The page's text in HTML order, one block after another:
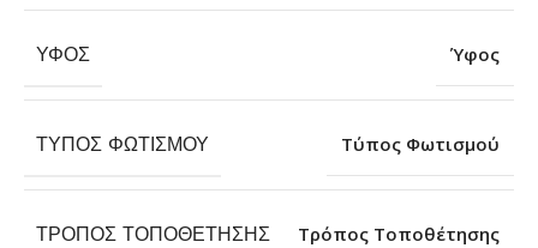
ΎΦΟΣ Ύφος
ΤΎΠΟΣ ΦΩΤΙΣΜΟΎ Τύπος Φωτισμού
ΤΡΌΠΟΣ ΤΟΠΟΘΈΤΗΣΗΣ Τρόπος Τοποθέτησης